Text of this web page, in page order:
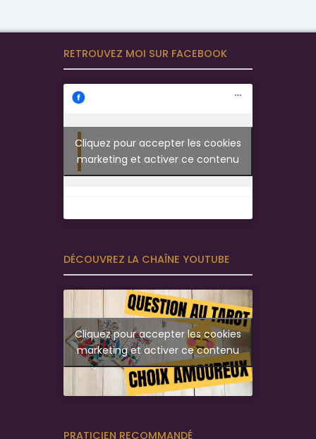
RETROUVEZ MOI SUR FACEBOOK
Tarologue & Médium -
Romain Delava
Cliquez pour accepter les cookies
marketing et activer ce contenu
DÉCOUVREZ LA CHAÎNE YOUTUBE
Cliquez pour accepter les cookies
marketing et activer ce contenu
PRATICIEN RECOMMANDÉ